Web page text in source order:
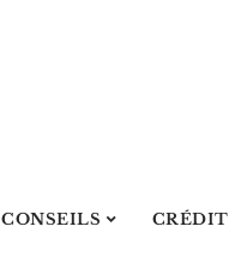
CONSEILS CRÉDIT